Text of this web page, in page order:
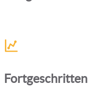
Fortgeschritten